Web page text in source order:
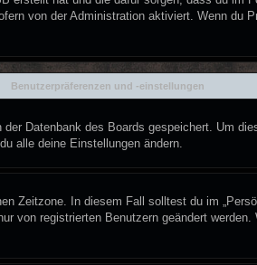
von der Administration aktiviert. Wenn du
Benutzerpräferenzen und -einstellungen
Datenbank des Boards gespeichert. Um
alle deine Einstellungen ändern.
Zeitzone. In diesem Fall solltest du im
von registrierten Benutzern geändert